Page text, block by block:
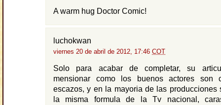
A warm hug Doctor Comic!
luchokwan
viernes 20 de abril de 2012, 17:46 COT
Solo para acabar de completar, su
mensionar como los buenos actores son
escazos, y en la mayoria de las producciones
la misma formula de la Tv nacional,